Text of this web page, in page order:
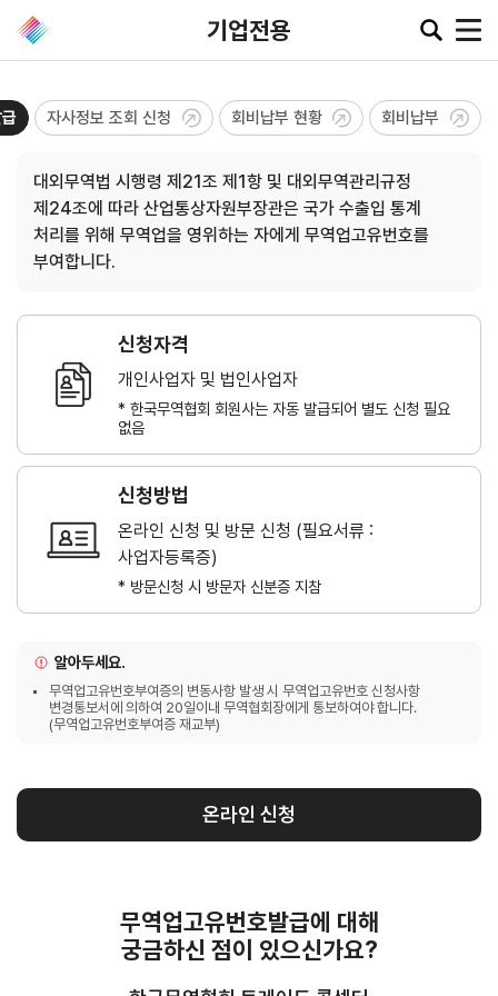
기업전용
협회소
식
공지사항
입찰공고
무역동
향
해외시장뉴스
해외시장동향
유관기관소식
환율/
원자재
원자재
시장
정보
KITA
TV
연구·통계·관세
역통상
연구원
소개
보고서
공급망센터
무역통
계
해외통계
IMF
관세/
비관세
비관세장벽
자사정보 조회 신청 회비납부 현황 회비납부
대외무역법 시행령 제21조 제1항 및 대외무역관리규정
제24조에 따라 산업통상자원부장관은 국가 수출입 통계
처리를 위해 무역업을 영위하는 자에게 무역업고유번호를
부여합니다.
신청자격
개인사업자 및 법인사업자
* 한국무역협회 회원사는 자동 발급되어 별도 신청 필요
없음
신청방법
온라인 신청 및 방문 신청 (필요서류 :
사업자등록증)
* 방문신청 시 방문자 신분증 지참
알아두세요.
무역업고유번호부여증의 변동사항 발생 시 무역업고유번호 신청사항
변경통보서에 의하여 20일이내 무역협회장에게 통보하여야 합니다.
(무역업고유번호부여증 재교부)
온라인 신청
무역업고유번호발급에 대해
궁금하신 점이 있으신가요?